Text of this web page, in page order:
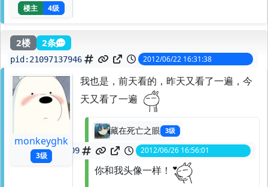
楼主 4级
2楼 2条
pid: 21097137946 2012/06/22 16:31:38
monkeyghk
3级
我也是，前天看的，昨天又看了一遍，今
天又看了一遍
藏在死亡之眼 3级
21228429809 2012/06/26 16:56:01
你和我头像一样！